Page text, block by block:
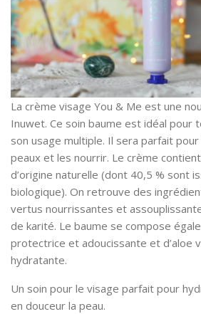
La crème visage You & Me est une
Inuwet. Ce soin baume est idéal pour
son usage multiple. Il sera parfait
peaux et les nourrir. Le crème
d’origine naturelle (dont 40,5 % sont
biologique). On retrouve des
vertus nourrissantes et
de karité. Le baume se compose
protectrice et adoucissante et d’aloe
hydratante.
Un soin pour le visage parfait pour
en douceur la peau.